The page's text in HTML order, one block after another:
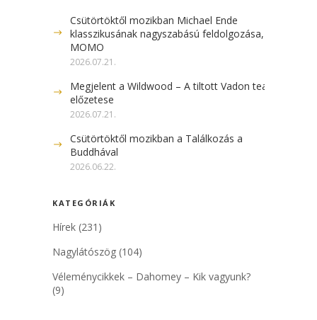
Csütörtöktől mozikban Michael Ende
klasszikusának nagyszabású feldolgozása, a
MOMO
2026.07.21.
Megjelent a Wildwood – A tiltott Vadon teaser
előzetese
2026.07.21.
Csütörtöktől mozikban a Találkozás a
Buddhával
2026.06.22.
KATEGÓRIÁK
Hírek (231)
Nagylátószög (104)
Véleménycikkek – Dahomey – Kik vagyunk?
(9)